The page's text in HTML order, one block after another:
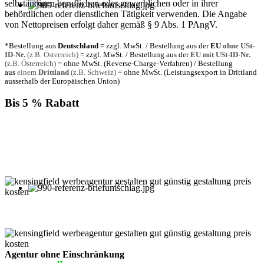
selbständigen beruflichen oder gewerblichen oder in ihrer
behördlichen oder dienstlichen Tätigkeit verwenden. Die Angabe
von Nettopreisen erfolgt daher gemäß § 9 Abs. 1 PAngV.
*Bestellung aus Deutschland = zzgl. MwSt. / Bestellung aus derEU ohne USt-
ID-Nr. (z.B. Österreich) = zzgl. MwSt. / Bestellung aus derEU mit USt-ID-Nr.
(z.B. Österreich) = ohne MwSt. (Reverse-Charge-Verfahren) / Bestellung
aus einem Drittland (z.B. Schweiz) = ohne MwSt. (Leistungsexport in Drittland
ausserhalb der Europäischen Union)
Bis 5 % Rabatt
Agentur ohne Einschränkung